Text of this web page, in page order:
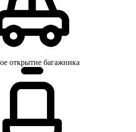
открытие багажника